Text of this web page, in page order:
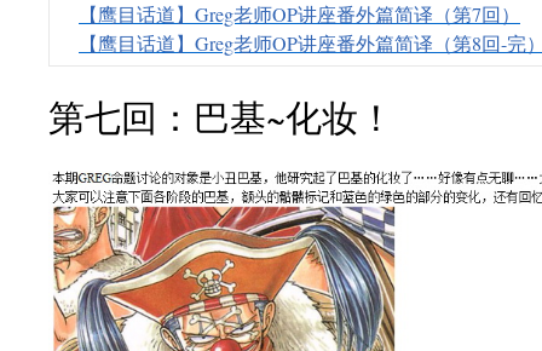
【鹰目话道】Greg老师OP讲座番外篇简译（第7回）
【鹰目话道】Greg老师OP讲座番外篇简译（第8回-完
第七回：巴基~化妆！